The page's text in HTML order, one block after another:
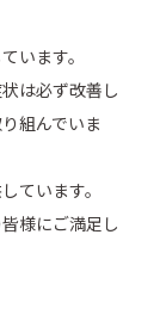
います。
は必ず改善し
組んでいま
ています。
様にご満足し